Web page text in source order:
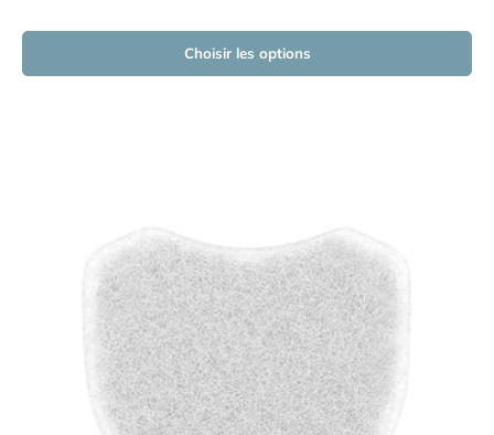
Choisir les options